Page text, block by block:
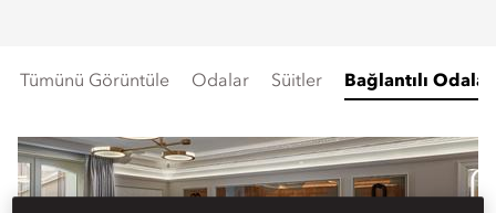
Tümünü Görüntüle Odalar Süitler Bağlantılı